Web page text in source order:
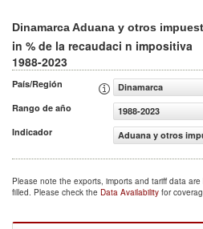
Dinamarca Aduana y otros
in % de la recaudaci n impositiva
1988-2023
País/Región
Dinamarca
Rango de año
1988-2023
Indicador
Aduana y otros
Please note the exports, imports and tariff data
filled. Please check the Data Availability for